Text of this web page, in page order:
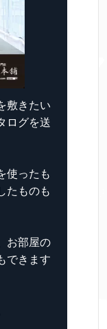
敷きたい
ログを送
使ったも
たものも
お部屋の
できます